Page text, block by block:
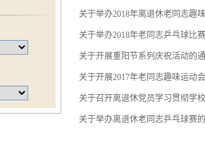
关于举办2018年离退休老同志趣
关于举办2018年老同志乒乓球比
关于开展重阳节系列庆祝活动的
关于开展2017年老同志趣味运动
关于召开离退休党员学习贯彻学
关于举办离退休老同志乒乓球赛